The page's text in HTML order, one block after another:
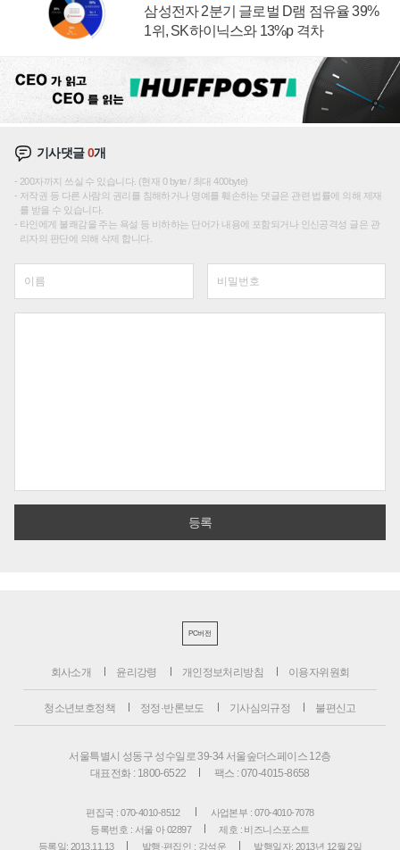
삼성전자 2분기 글로벌 D램 점유율 39%
1위, SK하이닉스와 13%p 격차
기사댓글0개
200자까지 쓰실 수 있습니다. (현재 0 byte / 최대 400byte)
저작권 등 다른 사람의 권리를 침해하거나 명예를 훼손하는 댓글은 관련 법률에 의해 제재
를 받을 수 있습니다.
타인에게 불쾌감을 주는 욕설 등 비하하는 단어가 내용에 포함되거나 인신공격성 글은 관
리자의 판단에 의해 삭제 합니다.
PC버전
회사소개 윤리강령 개인정보처리방침 이용자위원회
청소년보호정책 정정·반론보도 기사심의규정 불편신고
서울특별시 성동구 성수일로 39-34 서울숲더스페이스 12층
대표전화 : 1800-6522
팩스 : 070-4015-8658
편집국 : 070-4010-8512
사업본부 : 070-4010-7078
등록번호 : 서울 아 02897
제호 : 비즈니스포스트
등록일: 2013.11.13
발행·편집인 : 강석운 발행일자: 2013년 12월 2일